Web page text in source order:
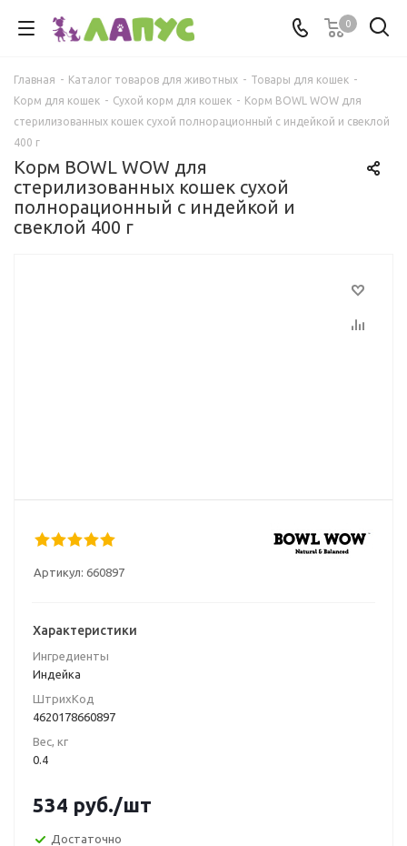
0
Главная - Каталог товаров для животных - Товары для кошек -
Корм для кошек - Сухой корм для кошек - Корм BOWL WOW для
стерилизованных кошек сухой полнорационный с индейкой и свеклой
400 г
Корм BOWL WOW для
стерилизованных кошек сухой
полнорационный с индейкой и
свеклой 400 г
Артикул: 660897
Характеристики
Ингредиенты
Индейка
ШтрихКод
4620178660897
Вес, кг
0.4
534 руб./шт
Достаточно